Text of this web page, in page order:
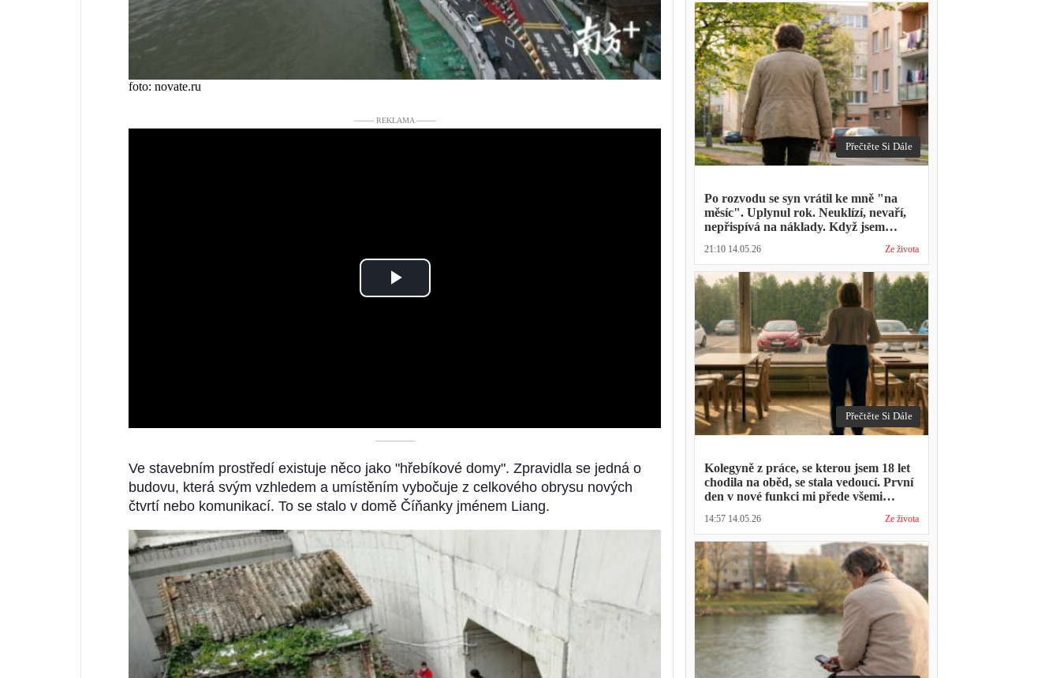
foto: novate.ru
––––– REKLAMA –––––
Play
––––––––––
Ve stavebním prostředí existuje něco jako "hřebíkové domy". Zpravidla se jedná o
budovu, která svým vzhledem a umístěním vybočuje z celkového obrysu nových
čtvrtí nebo komunikací. To se stalo v domě Číňanky jménem Liang.
Přečtěte Si Dále
Po rozvodu se syn vrátil ke mně "na
měsíc". Uplynul rok. Neuklízí, nevaří,
nepřispívá na náklady. Když jsem
přece nevyhodíš vlastní dítě."
21:10 14.05.26 Ze života
Přečtěte Si Dále
Kolegyně z práce, se kterou jsem 18 let
chodila na oběd, se stala vedoucí. První
den v nové funkci mi přede všemi
Přestávka trvala stejně jako vždycky
14:57 14.05.26 Ze života